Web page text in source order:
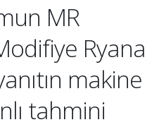
MR
Ryana
makine
tahmini